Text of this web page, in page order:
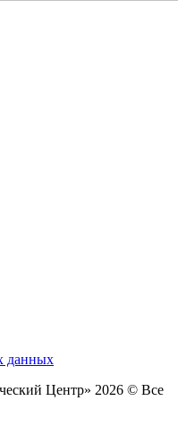
данных
Центр» 2026 © Все